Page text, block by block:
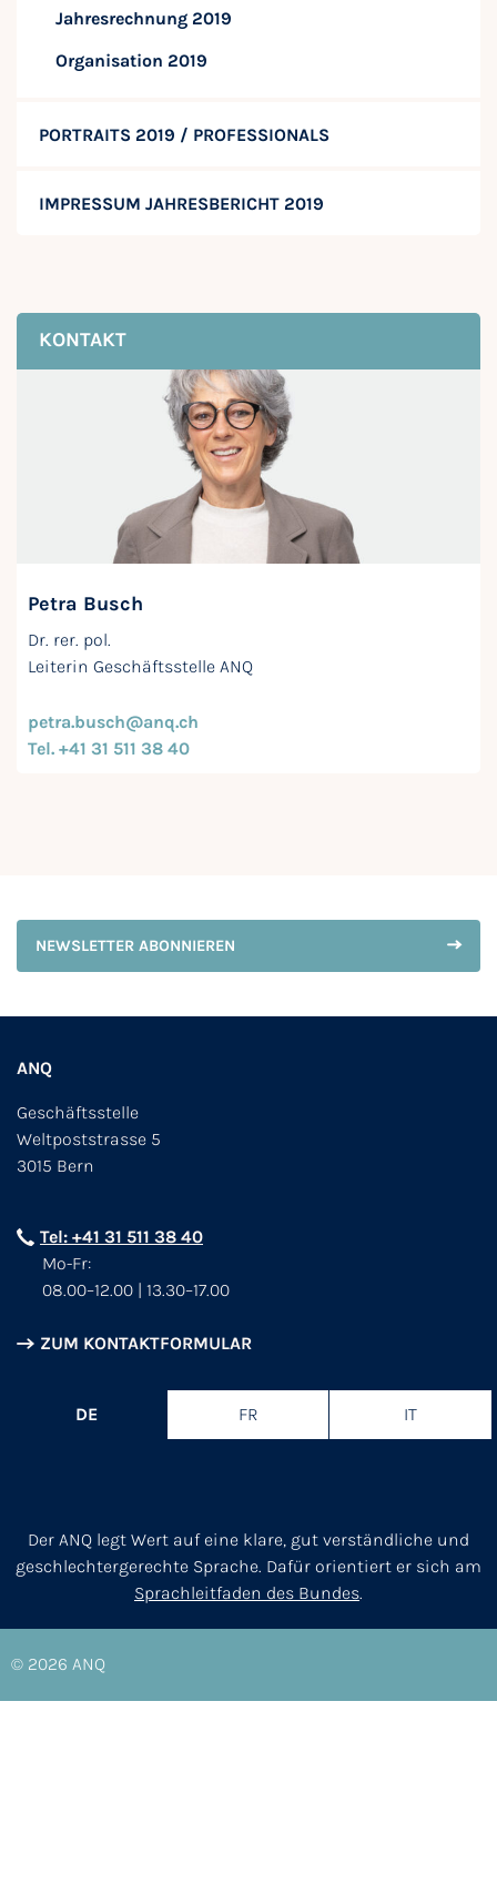
Jahresrechnung 2019
Organisation 2019
PORTRAITS 2019 / PROFESSIONALS
IMPRESSUM JAHRESBERICHT 2019
KONTAKT
Petra Busch
Dr. rer. pol.
Leiterin Geschäftsstelle ANQ
petra.busch@anq.ch
Tel. +41 31 511 38 40
NEWSLETTER ABONNIEREN
ANQ
Geschäftsstelle
Weltpoststrasse 5
3015 Bern
Tel: +41 31 511 38 40
Mo-Fr:
08.00–12.00 | 13.30–17.00
ZUM KONTAKTFORMULAR
DE FR IT
Der ANQ legt Wert auf eine klare, gut verständliche und
geschlechtergerechte Sprache. Dafür orientiert er sich am
Sprachleitfaden des Bundes.
© 2026 ANQ